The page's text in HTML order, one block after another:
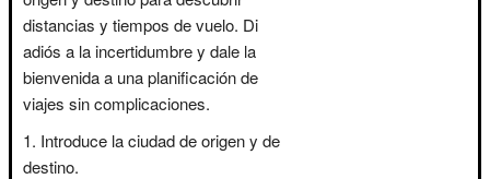
distancias y tiempos de vuelo. Di
adiós a la incertidumbre y dale la
bienvenida a una planificación de
viajes sin complicaciones.
Introduce la ciudad de origen y de
destino.